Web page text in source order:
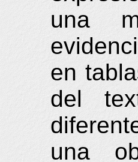
una
en
del
una